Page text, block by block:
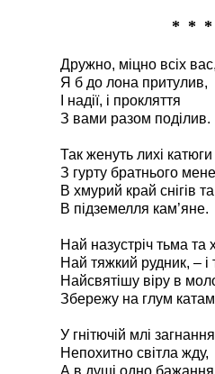
* * *
Дружно, міцно всіх
Я б до лона притулив,
І надії, і прокляття
З вами разом поділив.
Так женуть лихі катюги
З гурту братнього мене
В хмурий край снігів
В підземелля кам’яне.
Най назустріч тьма та
Най тяжкий рудник, – і
Найсвятішу віру в
Збережу на глум
У гнітючій млі загнання
Непохитно світла жду,
А в душі одно